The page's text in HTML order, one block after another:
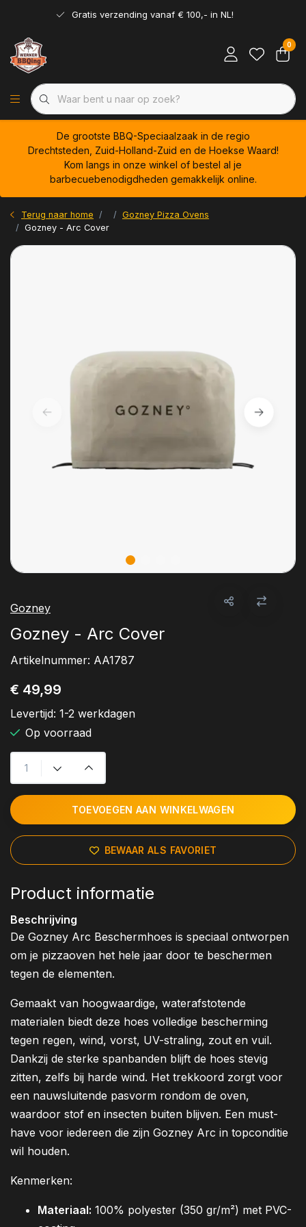
Gratis verzending vanaf € 100,- in NL!
0
De grootste BBQ-Speciaalzaak in de regio
Drechtsteden, Zuid-Holland-Zuid en de Hoekse Waard!
Kom langs in onze winkel of bestel al je
barbecuebenodigdheden gemakkelijk online.
Terug naar home
Gozney Pizza Ovens
Gozney - Arc Cover
Gozney
Gozney - Arc Cover
Artikelnummer: AA1787
€ 49,99
Levertijd: 1-2 werkdagen
Op voorraad
TOEVOEGEN AAN WINKELWAGEN
BEWAAR ALS FAVORIET
Product informatie
Beschrijving
De Gozney Arc Beschermhoes is speciaal ontworpen
om je pizzaoven het hele jaar door te beschermen
tegen de elementen.
Gemaakt van hoogwaardige, waterafstotende
materialen biedt deze hoes volledige bescherming
tegen regen, wind, vorst, UV-straling, zout en vuil.
Dankzij de sterke spanbanden blijft de hoes stevig
zitten, zelfs bij harde wind. Het trekkoord zorgt voor
een nauwsluitende pasvorm rondom de oven,
waardoor stof en insecten buiten blijven. Een must-
have voor iedereen die zijn Gozney Arc in topconditie
wil houden.
Kenmerken:
Materiaal: 100% polyester (350 gr/m²) met PVC-